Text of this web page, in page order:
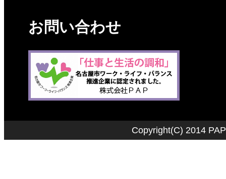
お問い合わせ
Copyright(C) 2014